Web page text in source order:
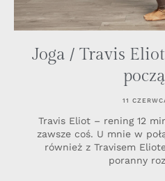
Joga / Travis
11
Travis Eliot – rening 12
zawsze coś. U mnie w
również z Travisem
poranny